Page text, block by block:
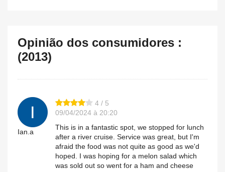
Opinião dos consumidores :
(2013)
Ian.a
4 / 5
09/04/2024 à 20:20
This is in a fantastic spot, we stopped for lunch
after a river cruise. Service was great, but I'm
afraid the food was not quite as good as we'd
hoped. I was hoping for a melon salad which
was sold out so went for a ham and cheese